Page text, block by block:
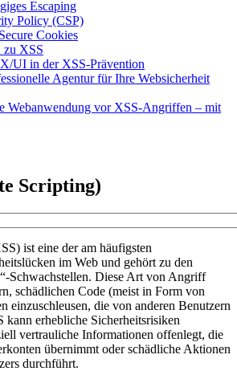
Escaping
Policy (CSP)
Cookies
zu XSS
UI in der XSS-Prävention
Agentur für Ihre Websicherheit
Webanwendung vor XSS-Angriffen – mit
Scripting)
ist eine der am häufigsten
im Web und gehört zu den
Schwachstellen. Diese Art von Angriff
schädlichen Code (meist in Form von
einzuschleusen, die von anderen Benutzern
kann erhebliche Sicherheitsrisiken
vertrauliche Informationen offenlegt, die
übernimmt oder schädliche Aktionen
durchführt.